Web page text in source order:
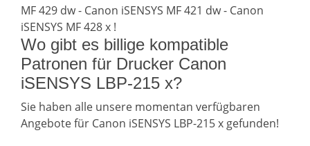
MF 429 dw - Canon iSENSYS MF 421 dw - Canon
iSENSYS MF 428 x !
Wo gibt es billige kompatible
Patronen für Drucker Canon
iSENSYS LBP-215 x?
Sie haben alle unsere momentan verfügbaren
Angebote für Canon iSENSYS LBP-215 x gefunden!